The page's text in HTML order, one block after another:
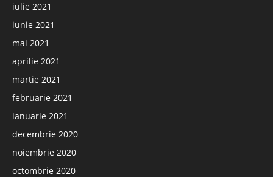
iulie 2021
iunie 2021
mai 2021
aprilie 2021
martie 2021
februarie 2021
ianuarie 2021
decembrie 2020
noiembrie 2020
octombrie 2020